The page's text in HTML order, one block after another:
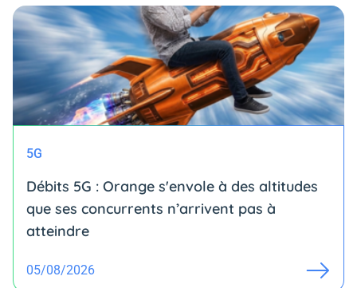
5G
Débits 5G : Orange s'envole à des altitudes
que ses concurrents n’arrivent pas à
atteindre
05/08/2026